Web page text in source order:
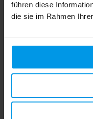
führen diese
die sie im Rahmen